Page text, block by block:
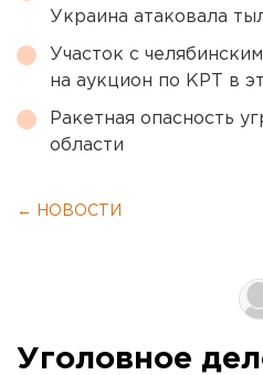
Украина атаковала
Участок с
на аукцион по КРТ в
Ракетная опасность
области
← НОВОСТИ
Уголовное